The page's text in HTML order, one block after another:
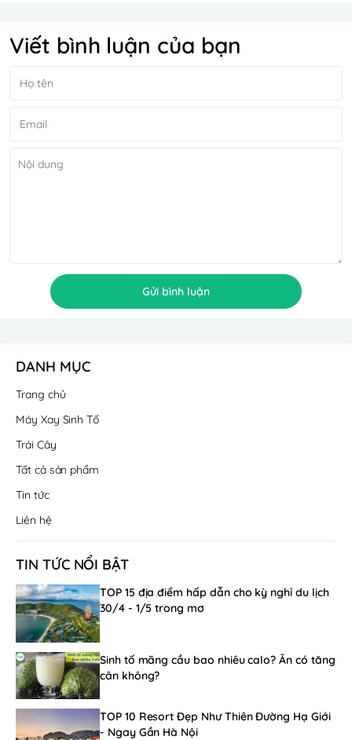
Viết bình luận của bạn
Gửi bình luận
DANH MỤC
Trang chủ
Máy Xay Sinh Tố
Trái Cây
Tất cả sản phẩm
Tin tức
Liên hệ
TIN TỨC NỔI BẬT
TOP 15 địa điểm hấp dẫn cho kỳ nghỉ du lịch
30/4 - 1/5 trong mơ
Sinh tố mãng cầu bao nhiêu calo? Ăn có tăng
cân không?
TOP 10 Resort Đẹp Như Thiên Đường Hạ Giới
- Ngay Gần Hà Nội